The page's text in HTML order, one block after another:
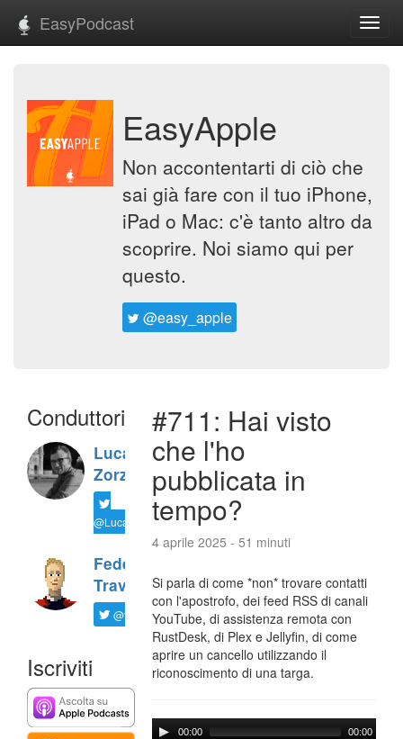
EasyPodcast
EasyApple
Non accontentarti di ciò che
sai già fare con il tuo iPhone,
iPad o Mac: c'è tanto altro da
scoprire. Noi siamo qui per
questo.
@easy_apple
Conduttori
Luca
Zorzi
@LucaTNT
Federico
Travaini
@ftrava
Iscriviti
#711: Hai visto
che l'ho
pubblicata in
tempo?
4 aprile 2025 - 51 minuti
Si parla di come *non* trovare contatti
con l'apostrofo, dei feed RSS di canali
YouTube, di assistenza remota con
RustDesk, di Plex e Jellyfin, di come
aprire un cancello utilizzando il
riconoscimento di una targa.
00:00 00:00